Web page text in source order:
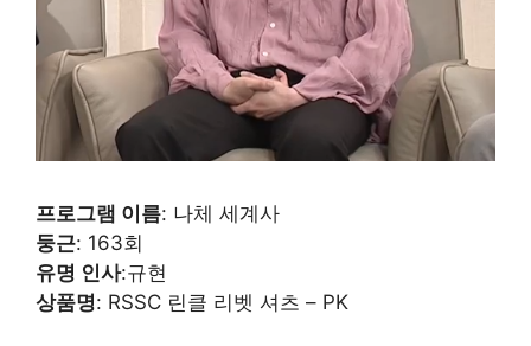
프로그램 이름: 나체 세계사
둥근: 163회
유명 인사:규현
상품명: RSSC 린클 리벳 셔츠 – PK